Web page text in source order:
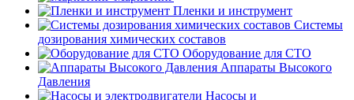
Пленки и инструмент
Системы
дозирования химических составов
Оборудование для СТО
Аппараты Высокого
Давления
Насосы и